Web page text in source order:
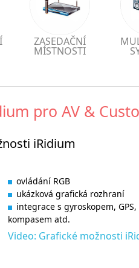
ZASEDAČNÍ
MÍSTNOSTI
pro AV &
iRidium
ovládání RGB
ukázková grafická rozhraní
integrace s gyroskopem, GPS,
kompasem atd.
Video: Grafické možnosti